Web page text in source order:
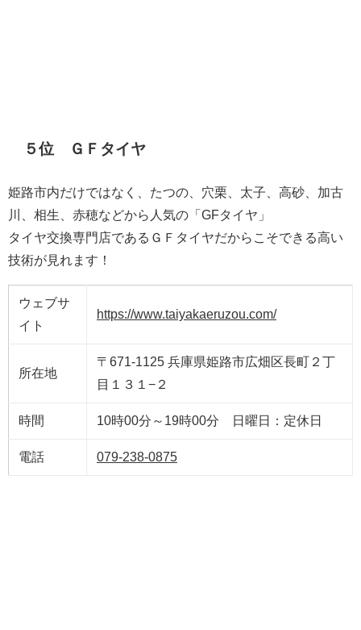
５位 ＧＦタイヤ
姫路市内だけではなく、たつの、穴栗、太子、高砂、加古
川、相生、赤穂などから人気の「GFタイヤ」
​タイヤ交換専門店であるＧＦタイヤだからこそできる高い
技術が見れます！
ウェブサ
イト
https://www.taiyakaeruzou.com/
所在地
〒671-1125 兵庫県姫路市広畑区長町２丁
目１３１−２
時間 10時00分～19時00分 日曜日：定休日
電話 079-238-0875